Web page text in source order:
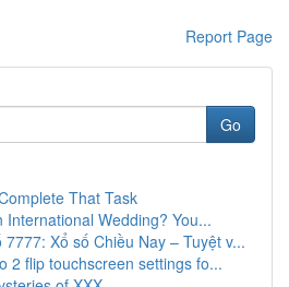
Report Page
Go
That Task
International Wedding? You...
7777: Xổ số Chiều Nay – Tuyệt v...
2 flip touchscreen settings fo...